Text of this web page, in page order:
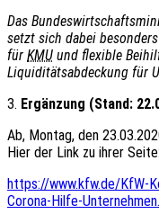
Das
setzt sich dabei
für KMU und flexible
Liquiditätsabdeckung für
3. Ergänzung (Stand:
Ab, Montag, den
Hier der Link zu ihrer Seite:
https://www.kfw.de/KfW-
Corona-Hilfe-